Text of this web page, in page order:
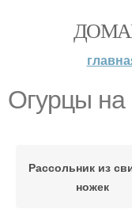
Огурцы
Рассольник из
ножек